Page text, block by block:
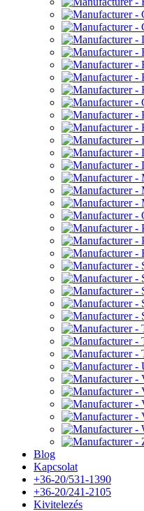
Blog
Kapcsolat
+36-20/531-1390
+36-20/241-2105
Kivitelezés